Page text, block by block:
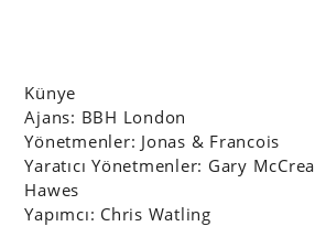
Künye
Ajans: BBH London
Yönetmenler: Jonas & Francois
Yaratıcı Yönetmenler: Gary
Hawes
Yapımcı: Chris Watling